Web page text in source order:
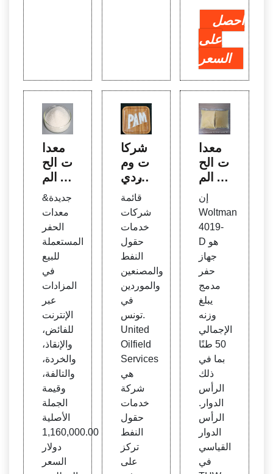
احصل
على
السعر
معدا
ت الح
فر الم
ستعم
لة للب
يع في
الفائ
ض عب
ر الإنت
رنت
جديدة&
معدات
الحفر
المستعملة
للبيع
في
المزادات
عبر
الإنترنت
للفائض،
والإنقاذ،
والخردة،
والتالفة،
وقيمة
الجملة
الأصلية
1,160,000.00
دولار
السعر
شركا
ت وم
وردي
خدما
ت حق
ول الن
فط ف
ي تون
قائمة
شركات
خدمات
حقول
النفط
والمصنعين
والموردين
في
تونس.
United
Oilfield
Services
هي
شركة
خدمات
حقول
النفط
تركز
على
معدا
ت الح
فر الم
ستعم
لة وال
جديدة
- Ma
chin
eryZ
one ت
ونس
إن
Woltman
4019-
D هو
جهاز
حفر
مدمج
يبلغ
وزنه
الإجمالي
50 طنًا
بما في
ذلك
الرأس
الدوار.
الرأس
الدوار
القياسي
في